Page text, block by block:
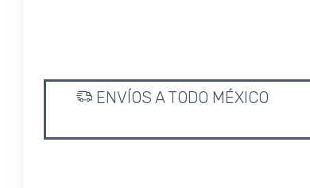
ENVÍOS A TODO MÉXICO